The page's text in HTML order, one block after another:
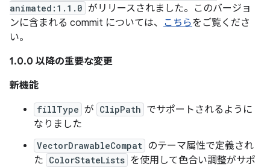
animated:1.1.0 がリリースされました。このバージョ
ンに含まれる commit については、 こちらをご覧くださ
い。
1.0.0 以降の重要な変更
新機能
fillType が ClipPath でサポートされるように
なりました
VectorDrawableCompat のテーマ属性で定義され
た ColorStateLists を使用して色合い調整がサポ